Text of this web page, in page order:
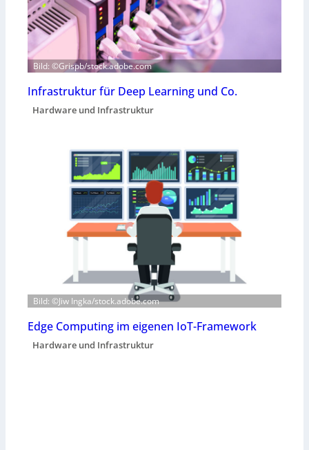
Bild: ©Grispb/stock.adobe.com
Infrastruktur für Deep Learning und Co.
Hardware und Infrastruktur
Bild: ©Jiw Ingka/stock.adobe.com
Edge Computing im eigenen IoT-Framework
Hardware und Infrastruktur